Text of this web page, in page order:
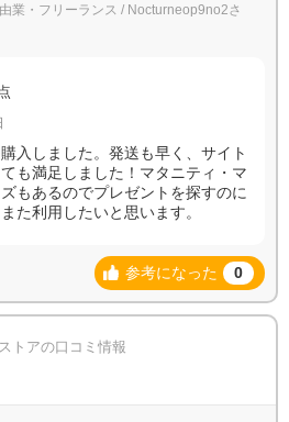
業・フリーランス / Nocturneop9no2さ
点
入しました。発送も早く、サイト
も満足しました！マタニティ・マ
もあるのでプレゼントを探すのに
た利用したいと思います。
参考になった 0
トアの口コミ情報